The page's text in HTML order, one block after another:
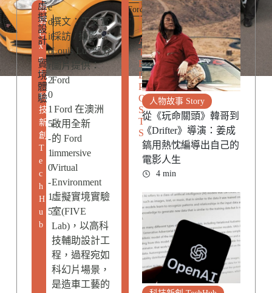
視
野
E
x
p
o
,
科
技
新
創
T
e
c
h
H
u
b
虛
擬
設
計
實
境
體
驗
e
d
it
o
r
2
0
1
5
-
1
0
-
1
5
撰文：于文萱
採訪 / 攝影：
Louis Lu 部分
圖片提供：
Ford
Ford 在澳洲
啟用全新
的 Ford
immersive
Virtual
Environment
虛擬實境實驗
室(FIVE
Lab)，以高科
技輔助設計工
程，過程宛如
科幻片場景，
是造車工藝的
Ford
R
E
L
A
T
E
D
P
O
S
T
S
人物故事 Story
從《玩命關頭》韓哥到
《Drifter》導演：姜成
鎬用熱忱編導出自己的
電影人生
4 min